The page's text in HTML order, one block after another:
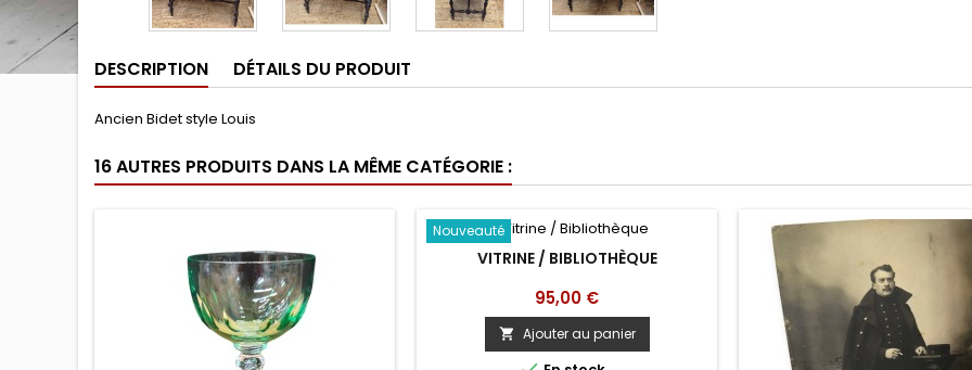
DESCRIPTION DÉTAILS DU PRODUIT
Ancien Bidet style Louis
16 AUTRES PRODUITS DANS LA MÊME CATÉGORIE :
Nouveauté
VITRINE / BIBLIOTHÈQUE
Prix
95,00 €
 Ajouter au panier